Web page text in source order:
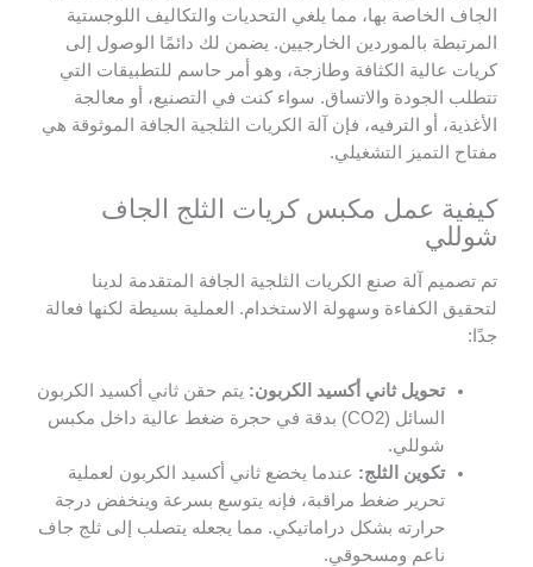
بها، مما يلغي التحديات والتكاليف اللوجستية
بالموردين الخارجيين. يضمن لك دائمًا الوصول إلى
الكثافة وطازجة، وهو أمر حاسم للتطبيقات التي
والاتساق. سواء كنت في التصنيع، أو معالجة
أو الترفيه، فإن آلة الكريات الثلجية الجافة الموثوقة هي
التشغيلي.
عمل مكبس كريات الثلج الجاف
آلة صنع الكريات الثلجية الجافة المتقدمة لدينا
وسهولة الاستخدام. العملية بسيطة لكنها فعالة
ثاني أكسيد الكربون:يتم حقن ثاني أكسيد الكربون
السائل (CO2) بدقة في حجرة ضغط عالية داخل مكبس
الثلج:
عندما يخضع ثاني أكسيد الكربون لعملية
ضغط مراقبة، فإنه يتوسع بسرعة وينخفض درجة
بشكل دراماتيكي. مما يجعله يتصلب إلى ثلج جاف
ومسحوقي.